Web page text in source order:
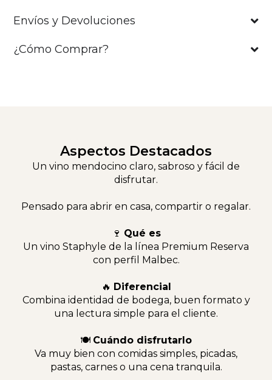
Envíos y Devoluciones
¿Cómo Comprar?
Aspectos Destacados
Un vino mendocino claro, sabroso y fácil de
disfrutar.
Pensado para abrir en casa, compartir o regalar.
🍷 Qué es
Un vino Staphyle de la línea Premium Reserva
con perfil Malbec.
🔥 Diferencial
Combina identidad de bodega, buen formato y
una lectura simple para el cliente.
🍽 Cuándo disfrutarlo
Va muy bien con comidas simples, picadas,
pastas, carnes o una cena tranquila.